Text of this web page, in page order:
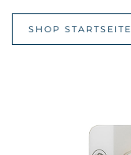
SHOP STARTSEITE